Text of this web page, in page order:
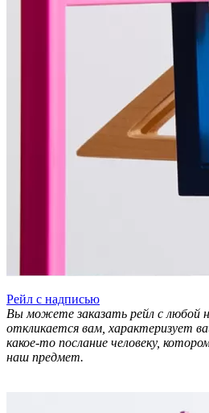
Рейл с надписью
Вы можете заказать рейл с любой
откликается вам, характеризует
какое-то послание человеку,
наш предмет.